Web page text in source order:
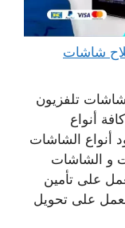
تلفزيونات 55880595 إصلاح شاشات
تلفزيون
أنواع
أنواع الشاشات
و الشاشات
على تأمين
على تحويل